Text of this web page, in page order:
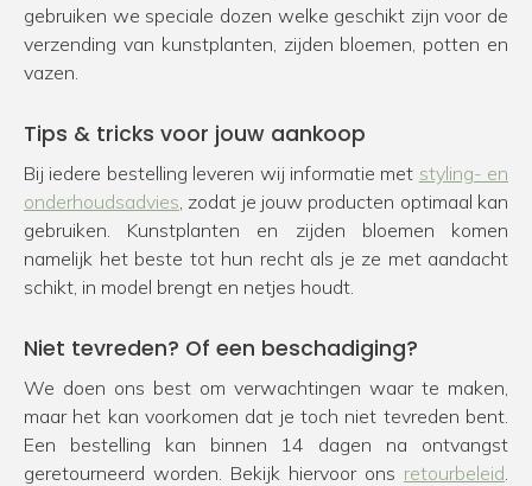
gebruiken we speciale dozen welke geschikt zijn voor de
verzending van kunstplanten, zijden bloemen, potten en
vazen.
Tips & tricks voor jouw aankoop
Bij iedere bestelling leveren wij informatie met styling- en
onderhoudsadvies , zodat je jouw producten optimaal kan
gebruiken. Kunstplanten en zijden bloemen komen
namelijk het beste tot hun recht als je ze met aandacht
schikt, in model brengt en netjes houdt.
Niet tevreden? Of een beschadiging?
We doen ons best om verwachtingen waar te maken,
maar het kan voorkomen dat je toch niet tevreden bent.
Een bestelling kan binnen 14 dagen na ontvangst
geretourneerd worden. Bekijk hiervoor ons retourbeleid